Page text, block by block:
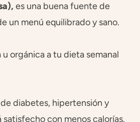
es una buena fuente de
un menú equilibrado y sano.
orgánica a tu dieta semanal
diabetes, hipertensión y
con menos calorías.